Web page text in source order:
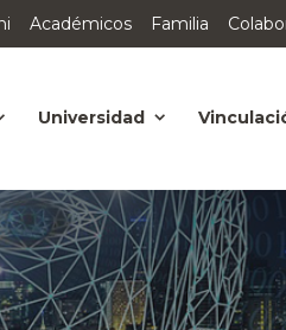
Académicos Familia
Universidad